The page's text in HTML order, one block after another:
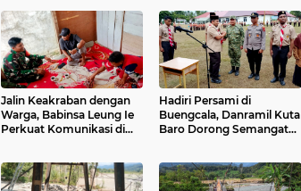
Jalin Keakraban dengan
Warga, Babinsa Leung Ie
Perkuat Komunikasi di
Hadiri Persami di
Buengcala, Danramil Kuta
Baro Dorong Semangat